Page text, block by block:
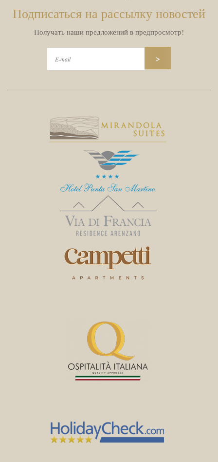
Подписаться на рассылку новостей
Получать наши предложений в предпросмотр!
>